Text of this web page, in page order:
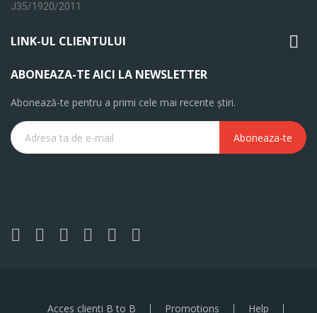
J35/1920/2011
LINK-UL CLIENTULUI 
ABONEAZA-TE AICI LA NEWSLETTER
Abonează-te pentru a primi cele mai recente știri.
Aboneaza-te
Acces clienti B to B Promotions Help